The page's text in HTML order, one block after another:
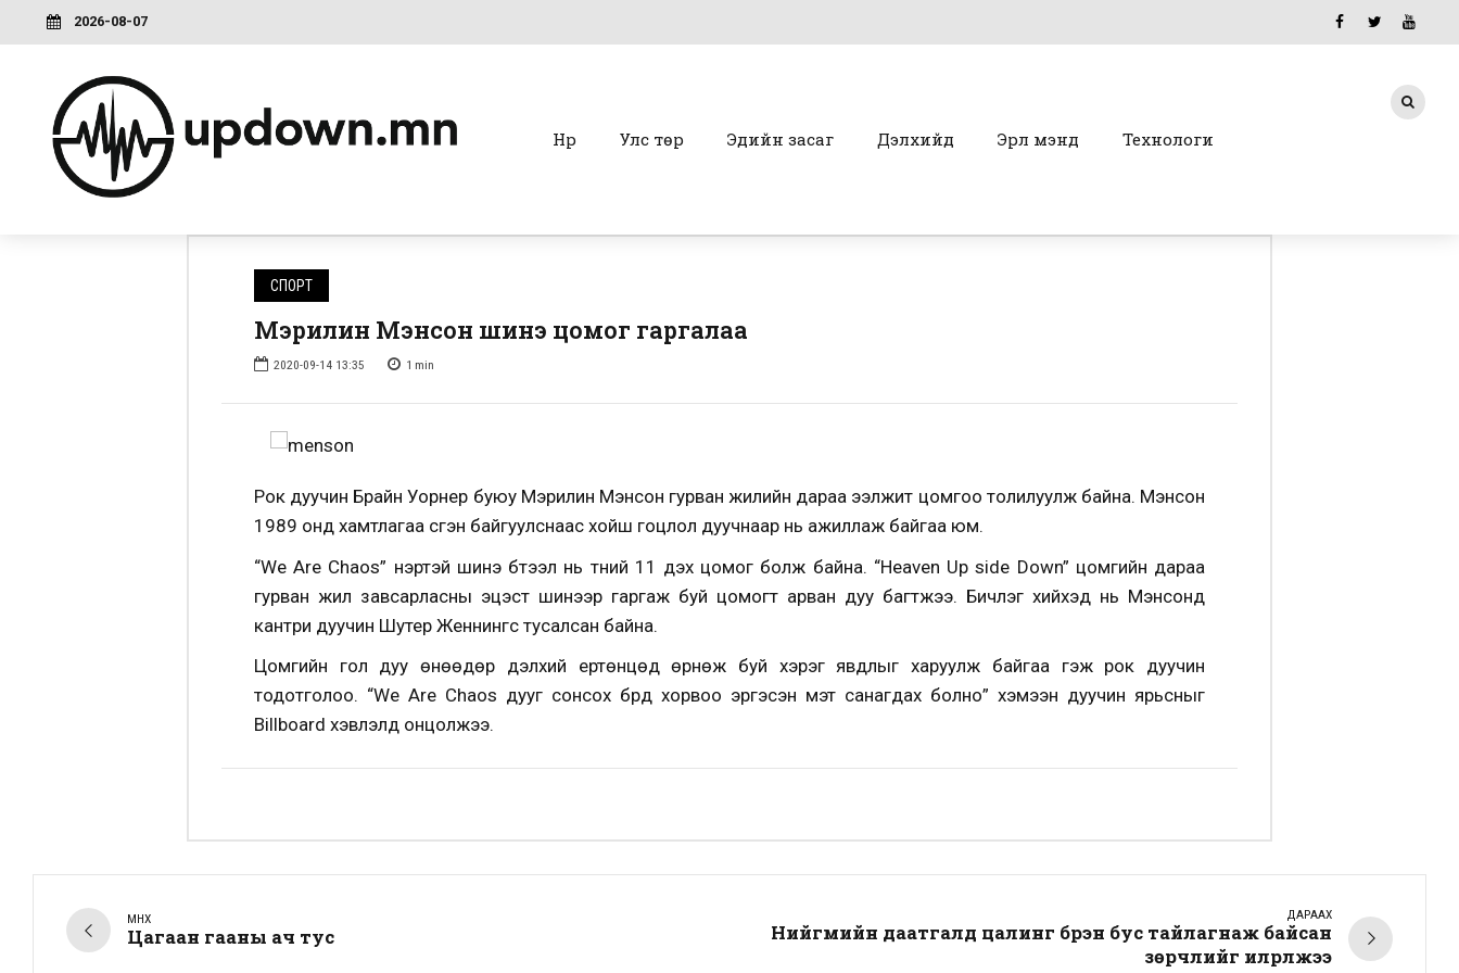
2026-08-07
Нүүр Улс төр Эдийн засаг Дэлхийд Эрүүл мэнд Технологи
СПОРТ
Мэрилин Мэнсон шинэ цомог гаргалаа
2020-09-14 13:35 1 min
Рок дуучин Брайн Уорнер буюу Мэрилин Мэнсон гурван жилийн дараа ээлжит цомгоо толилуулж байна. Мэнсон
1989 онд хамтлагаа үүсгэн байгуулснаас хойш гоцлол дуучнаар нь ажиллаж байгаа юм.
“We Are Chaos” нэртэй шинэ бүтээл нь түүний 11 дэх цомог болж байна. “Heaven Up side Down” цомгийн дараа
гурван жил завсарласны эцэст шинээр гаргаж буй цомогт арван дуу багтжээ. Бичлэг хийхэд нь Мэнсонд
кантри дуучин Шутер Женнингс тусалсан байна.
Цомгийн гол дуу өнөөдөр дэлхий ертөнцөд өрнөж буй хэрэг явдлыг харуулж байгаа гэж рок дуучин
тодотголоо. “We Are Chaos дууг сонсох бүрд хорвоо эргэсэн мэт санагдах болно” хэмээн дуучин ярьсныг
Billboard хэвлэлд онцолжээ.
ӨМНӨХ
Цагаан гааны ач тус
ДАРААХ
Нийгмийн даатгалд цалинг бүрэн бус тайлагнаж байсан
зөрчлийг илрүүлжээ